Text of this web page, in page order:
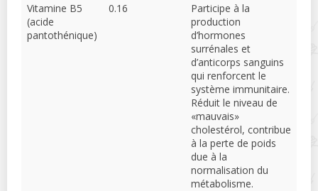
Vitamine B5
(acide
pantothénique)
0.16
Participe à la
production
d’hormones
surrénales et
d’anticorps sanguins
qui renforcent le
système immunitaire.
Réduit le niveau de
«mauvais»
cholestérol, contribue
à la perte de poids
due à la
normalisation du
métabolisme.